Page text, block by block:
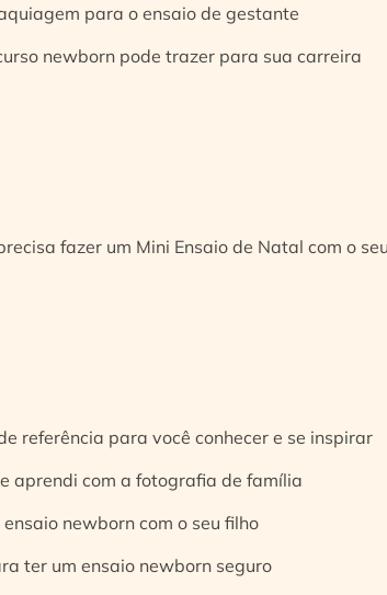
para o ensaio de gestante
newborn pode trazer para sua carreira
fazer um Mini Ensaio de Natal com o
referência para você conhecer e se inspirar
aprendi com a fotografia de família
newborn com o seu filho
ter um ensaio newborn seguro